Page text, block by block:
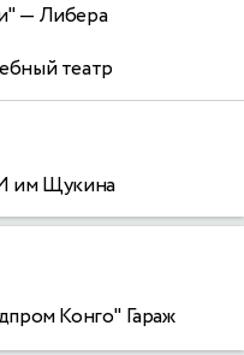
— Либера
театр
им Щукина
Конго" Гараж